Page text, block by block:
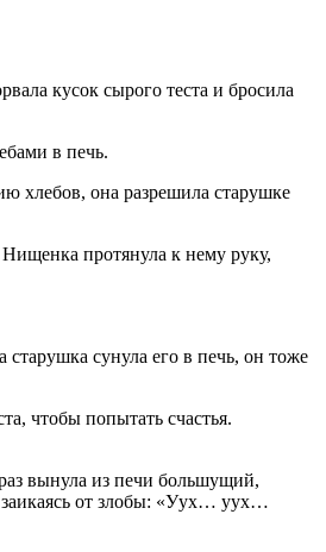
кусок сырого теста и бросила
в печь.
хлебов, она разрешила старушке
протянула к нему руку,
старушка сунула его в печь, он тоже
чтобы попытать счастья.
вынула из печи большущий,
заикаясь от злобы: «Уух… уух…